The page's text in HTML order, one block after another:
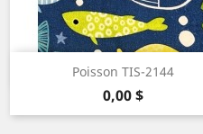
Poisson TIS-2144
Prix
0,00 $
Aperçu rapide